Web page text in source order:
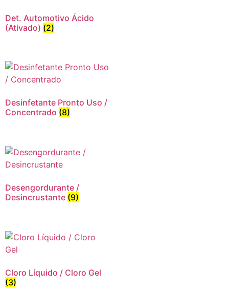
Det. Automotivo Ácido
(Ativado) (2)
Desinfetante Pronto Uso /
Concentrado (8)
Desengordurante /
Desincrustante (9)
Cloro Líquido / Cloro Gel
(3)